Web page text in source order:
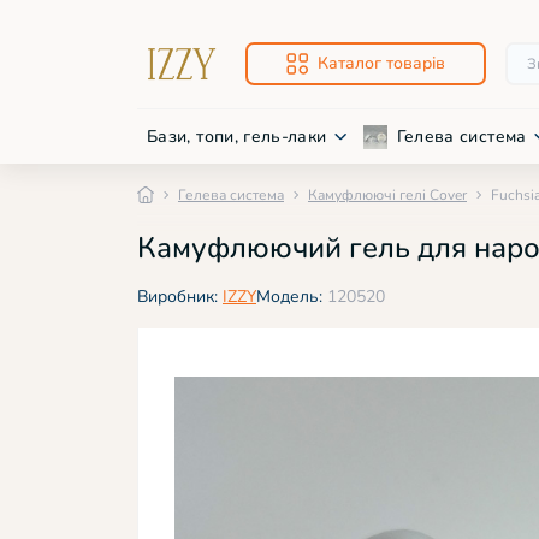
Каталог товарів
Бази, топи, гель-лаки Гелева система
Гелева система Камуфлюючі гелі Cover
Камуфлюючий гель для
Виробник: IZZYМодель: 120520